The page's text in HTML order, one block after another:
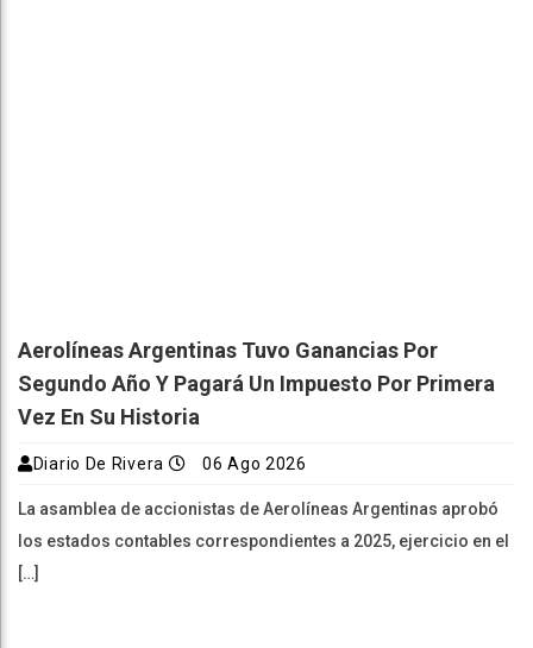
Aerolíneas Argentinas Tuvo Ganancias Por
Segundo Año Y Pagará Un Impuesto Por Primera
Vez En Su Historia
Diario De Rivera 06 Ago 2026
La asamblea de accionistas de Aerolíneas Argentinas aprobó
los estados contables correspondientes a 2025, ejercicio en el
[…]